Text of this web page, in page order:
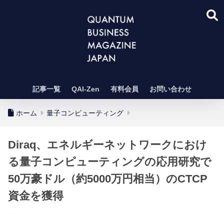
記事一覧 QAI-Zen 有料会員 お問い合わせ
ホーム 量子コンピューティング
Diraq、エネルギーネットワークにおけ
る量子コンピューティングの応用研究で
50万豪ドル（約5000万円相当）のCTCP
資金を獲得